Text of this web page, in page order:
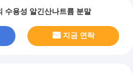
수용성 알긴산나트륨 분말
지금 연락